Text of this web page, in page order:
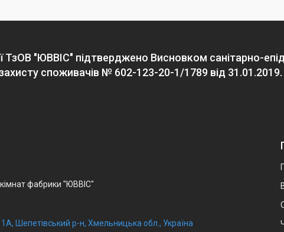
ТзОВ "ЮВВІС" підтверджено Висновком санітарно-
споживачів № 602-123-20-1/1789 від 31.01.2019.
фабрики "ЮВВІС"
Шепетівський р-н, Хмельницька обл., Україна